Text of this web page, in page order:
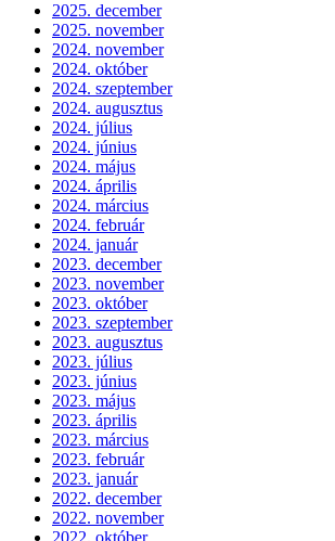
2025. december
2025. november
2024. november
2024. október
2024. szeptember
2024. augusztus
2024. július
2024. június
2024. május
2024. április
2024. március
2024. február
2024. január
2023. december
2023. november
2023. október
2023. szeptember
2023. augusztus
2023. július
2023. június
2023. május
2023. április
2023. március
2023. február
2023. január
2022. december
2022. november